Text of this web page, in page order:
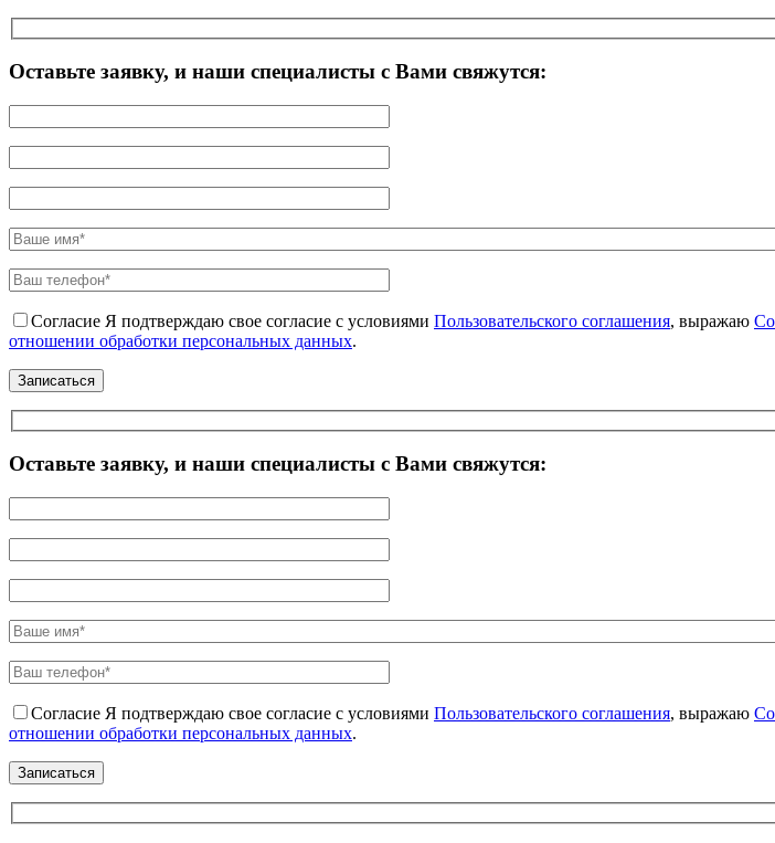
Оставьте заявку, и наши специалисты с Вами свяжутся:
Согласие Я подтверждаю свое согласие с условиями Пользовательского соглашения, выражаю
отношении обработки персональных данных.
Оставьте заявку, и наши специалисты с Вами свяжутся:
Согласие Я подтверждаю свое согласие с условиями Пользовательского соглашения, выражаю
отношении обработки персональных данных.